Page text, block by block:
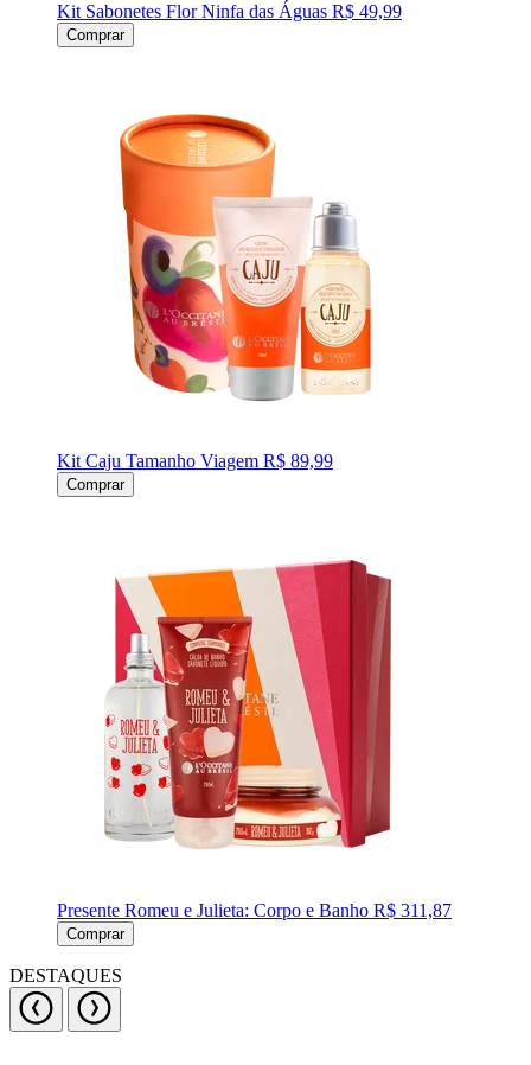
Kit Sabonetes Flor Ninfa das Águas R$ 49,99
Comprar
Kit Caju Tamanho Viagem R$ 89,99
Comprar
Presente Romeu e Julieta: Corpo e Banho R$ 311,87
Comprar
DESTAQUES